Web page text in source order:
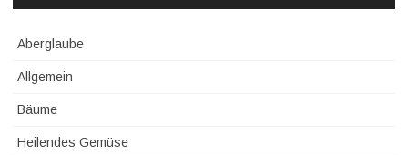
Aberglaube
Allgemein
Bäume
Heilendes Gemüse